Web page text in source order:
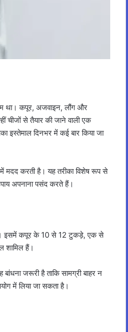
था। कपूर, अजवाइन, लौंग और
चीजों से तैयार की जाने वाली एक
इस्तेमाल दिनभर में कई बार किया जा
मदद करती है। यह तरीका विशेष रूप से
अपनाना पसंद करते हैं।
इसमें कपूर के 10 से 12 टुकड़े, एक से
शामिल हैं।
जरूरी है ताकि सामग्री बाहर न
में लिया जा सकता है।